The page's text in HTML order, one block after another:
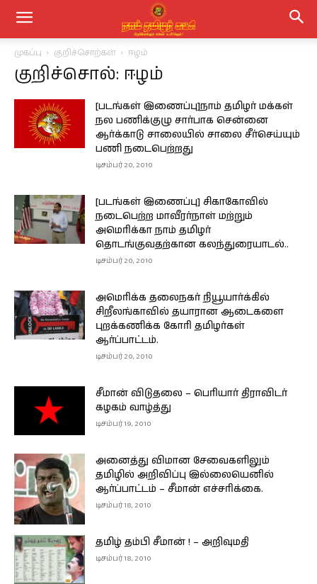
முகப்பு குறிச்சொற்கள் ஈழம்
குறிச்சொல்: ஈழம்
[படங்கள் இணைப்பு]நாம் தமிழர் மக்கள்
நல பணிக்குழு சார்பாக சென்னை
ஆர்க்காடு சாலையில் சாலை சீர்செய்யும்
பணி நடைபெற்றது
டிசம்பர் 20, 2010
[படங்கள் இணைப்பு] சிகாகோவில்
நடைபெற்ற மாவீரர்நாள் மற்றும்
அமெரிக்கா நாம் தமிழர்
தொடங்குவதற்கான கலந்துரையாடல்..
டிசம்பர் 20, 2010
அமெரிக்க தலைநகர் நியூயார்க்கில்
சிறீலங்காவில் தயாரான ஆடைகளை
புறக்கணிக்க கோரி தமிழர்கள்
ஆர்ப்பாட்டம்.
டிசம்பர் 20, 2010
சீமான் விடுதலை – பெரியார் திராவிடர்
கழகம் வாழ்த்து
டிசம்பர் 19, 2010
அனைத்து விமான சேவைகளிலும்
தமிழில் அறிவிப்பு இல்லையெனில்
ஆர்ப்பாட்டம் – சீமான் எச்சரிக்கை.
டிசம்பர் 18, 2010
தமிழ் தம்பி சீமான் ! – அறிவுமதி
டிசம்பர் 18, 2010